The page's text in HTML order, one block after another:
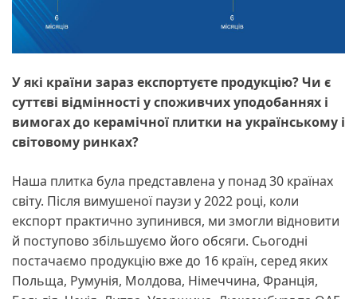
У які країни зараз експортуєте продукцію? Чи є
суттєві відмінності у споживчих уподобаннях і
вимогах до керамічної плитки на українському і
світовому ринках?
Наша плитка була представлена у понад 30 країнах
світу. Після вимушеної паузи у 2022 році, коли
експорт практично зупинився, ми змогли відновити
й поступово збільшуємо його обсяги. Сьогодні
постачаємо продукцію вже до 16 країн, серед яких
Польща, Румунія, Молдова, Німеччина, Франція,